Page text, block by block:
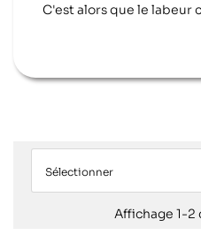
C'est alors que le labeur
Sélectionner
Affichage 1-2